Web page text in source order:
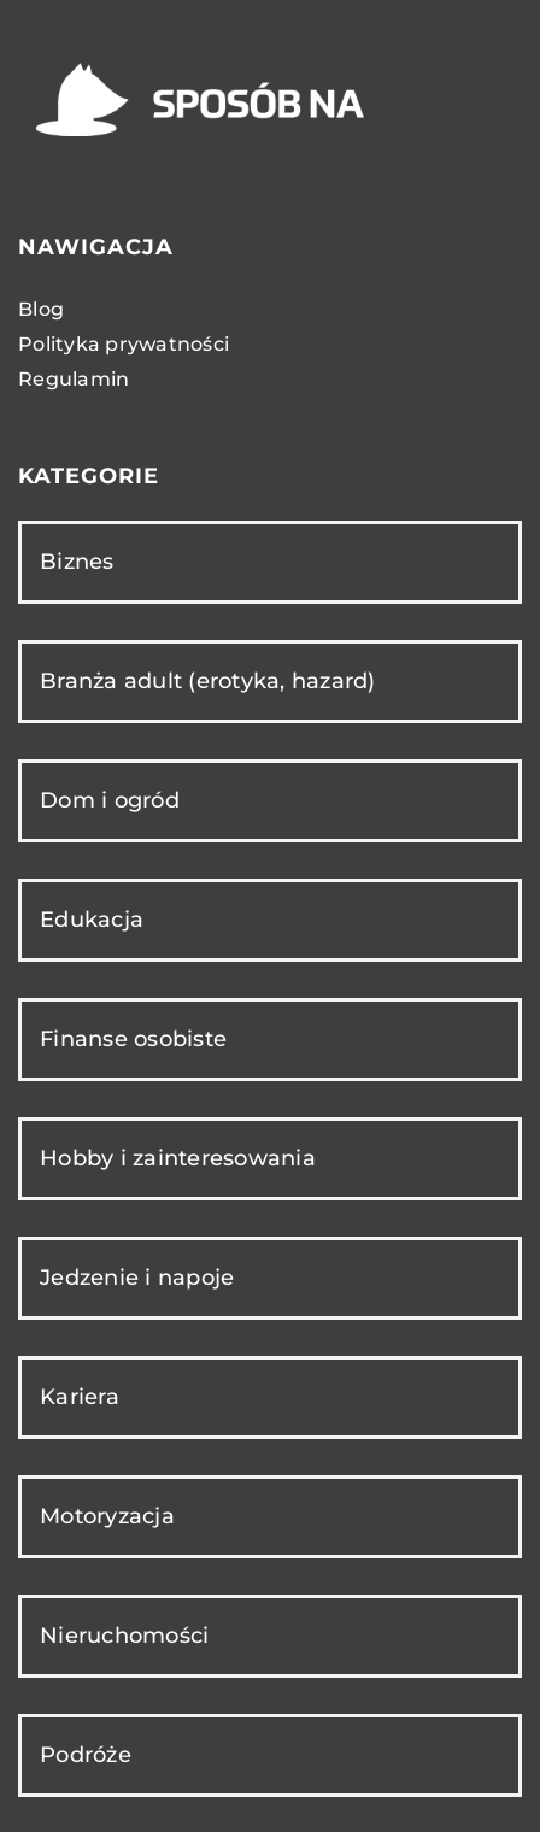
NAWIGACJA
Blog
Polityka prywatności
Regulamin
KATEGORIE
Biznes
Branża adult (erotyka, hazard)
Dom i ogród
Edukacja
Finanse osobiste
Hobby i zainteresowania
Jedzenie i napoje
Kariera
Motoryzacja
Nieruchomości
Podróże